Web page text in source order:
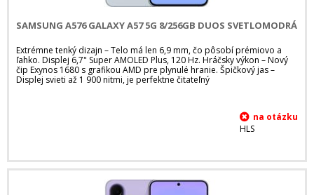
SAMSUNG A576 GALAXY A57 5G 8/256GB DUOS SVETLOMODRÁ
Extrémne tenký dizajn – Telo má len 6,9 mm, čo pôsobí prémiovo a
ľahko. Displej 6,7" Super AMOLED Plus, 120 Hz. Hráčsky výkon – Nový
čip Exynos 1680 s grafikou AMD pre plynulé hranie. Špičkový jas –
Displej svieti až 1 900 nitmi, je perfektne čitateľný
HLS